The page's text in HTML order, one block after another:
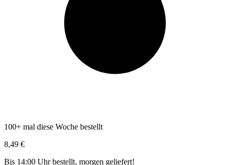
100+ mal diese Woche bestellt
8,49 €
Bis 14:00 Uhr bestellt, morgen geliefert!